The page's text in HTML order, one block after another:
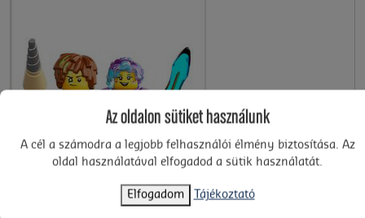
Az oldalon sütiket használunk
A cél a számodra a legjobb felhasználói élmény biztosítása. Az
oldal használatával elfogadod a sütik használatát.
Elfogadom Tájékoztató